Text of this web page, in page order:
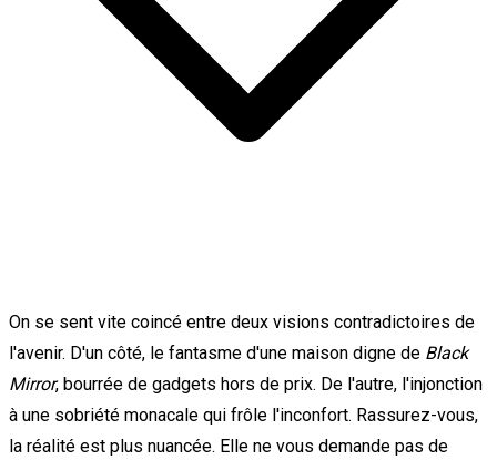
On se sent vite coincé entre deux visions contradictoires de
l'avenir. D'un côté, le fantasme d'une maison digne de Black
Mirror, bourrée de gadgets hors de prix. De l'autre, l'injonction
à une sobriété monacale qui frôle l'inconfort. Rassurez-vous,
la réalité est plus nuancée. Elle ne vous demande pas de